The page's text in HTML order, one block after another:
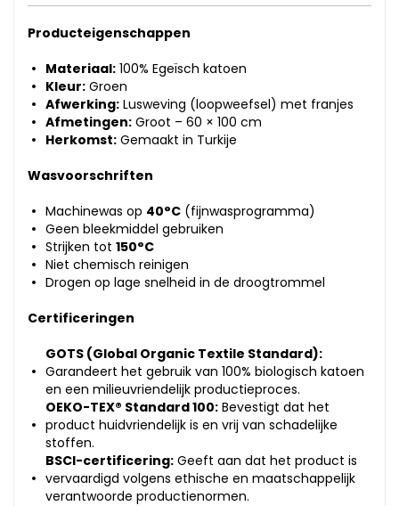
Producteigenschappen
Materiaal: 100% Egeïsch katoen
Kleur: Groen
Afwerking: Lusweving (loopweefsel) met franjes
Afmetingen: Groot – 60 × 100 cm
Herkomst: Gemaakt in Turkije
Wasvoorschriften
Machinewas op 40°C (fijnwasprogramma)
Geen bleekmiddel gebruiken
Strijken tot 150°C
Niet chemisch reinigen
Drogen op lage snelheid in de droogtrommel
Certificeringen
GOTS (Global Organic Textile Standard):
Garandeert het gebruik van 100% biologisch katoen
en een milieuvriendelijk productieproces.
OEKO-TEX® Standard 100: Bevestigt dat het
product huidvriendelijk is en vrij van schadelijke
stoffen.
BSCI-certificering: Geeft aan dat het product is
vervaardigd volgens ethische en maatschappelijk
verantwoorde productienormen.